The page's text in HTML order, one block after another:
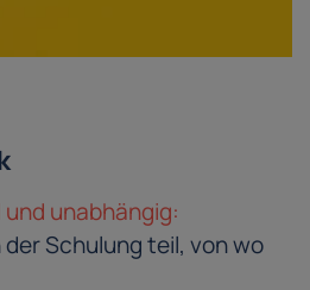
unabhängig:
Schulung teil, von wo